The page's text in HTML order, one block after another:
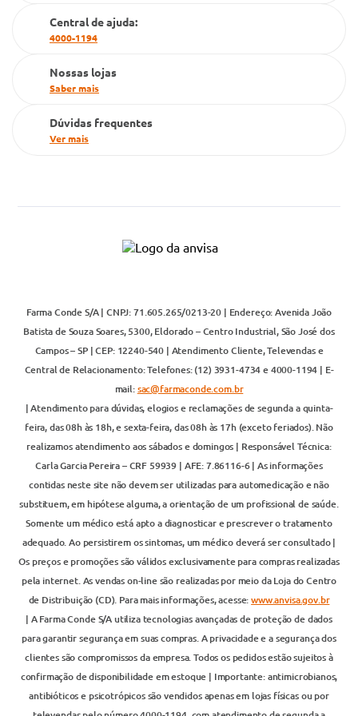
Cartão Grupo Conde
Televendas
Central de ajuda:
4000-1194
Nossas lojas
Saber mais
Dúvidas frequentes
Ver mais
Farma Conde S/A | CNPJ: 71.605.265/0213-20 | Endereço: Avenida João
Batista de Souza Soares, 5300, Eldorado – Centro Industrial, São José dos
Campos – SP | CEP: 12240-540 | Atendimento Cliente, Televendas e
Central de Relacionamento: Telefones: (12) 3931-4734 e 4000-1194 | E-
mail:sac@farmaconde.com.br
| Atendimento para dúvidas, elogios e reclamações de segunda a quinta-
feira, das 08h às 18h, e sexta-feira, das 08h às 17h (exceto feriados). Não
realizamos atendimento aos sábados e domingos | Responsável Técnica:
Carla Garcia Pereira – CRF 59939 | AFE: 7.86116-6 | As informações
contidas neste site não devem ser utilizadas para automedicação e não
substituem, em hipótese alguma, a orientação de um profissional de saúde.
Somente um médico está apto a diagnosticar e prescrever o tratamento
adequado. Ao persistirem os sintomas, um médico deverá ser consultado |
Os preços e promoções são válidos exclusivamente para compras realizadas
pela internet. As vendas on-line são realizadas por meio da Loja do Centro
de Distribuição (CD). Para mais informações, acesse:www.anvisa.gov.br
| A Farma Conde S/A utiliza tecnologias avançadas de proteção de dados
para garantir segurança em suas compras. A privacidade e a segurança dos
clientes são compromissos da empresa. Todos os pedidos estão sujeitos à
confirmação de disponibilidade em estoque | Importante: antimicrobianos,
antibióticos e psicotrópicos são vendidos apenas em lojas físicas ou por